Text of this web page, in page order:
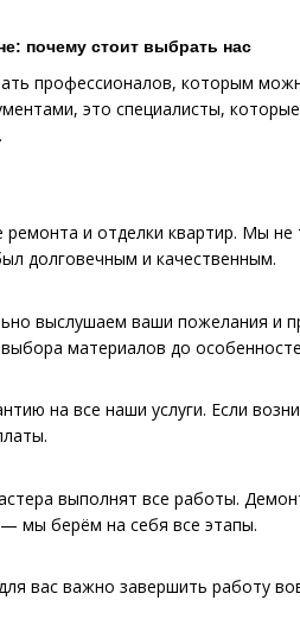
почему стоит выбрать нас
профессионалов, которым
это специалисты,
и отделки квартир. Мы
долговечным и качественным.
выслушаем ваши пожелания и
материалов до
на все наши услуги. Если
выполнят все работы.
— мы берём на себя все этапы.
вас важно завершить работу